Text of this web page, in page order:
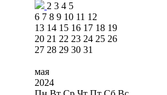
2 3 4 5
6 7 8 9 10 11 12
13 14 15 16 17 18 19
20 21 22 23 24 25 26
27 28 29 30 31
мая
2024